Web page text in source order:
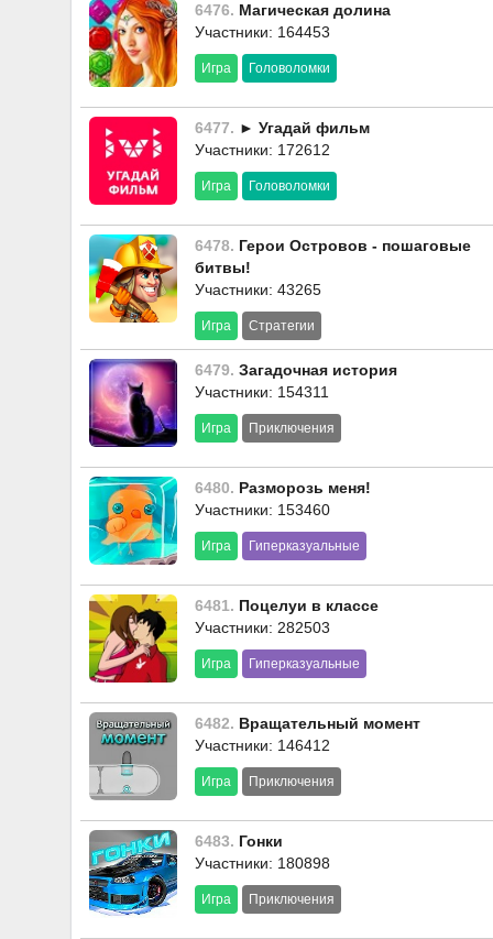
6476. Магическая долина
Участники: 164453
Игра Головоломки
6477. ► Угадай фильм
Участники: 172612
Игра Головоломки
6478. Герои Островов - пошаговые
битвы!
Участники: 43265
Игра Стратегии
6479. Загадочная история
Участники: 154311
Игра Приключения
6480. Разморозь меня!
Участники: 153460
Игра Гиперказуальные
6481. Поцелуи в классе
Участники: 282503
Игра Гиперказуальные
6482. Вращательный момент
Участники: 146412
Игра Приключения
6483. Гонки
Участники: 180898
Игра Приключения